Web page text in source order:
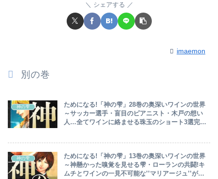
シェアする
imaemon
別の巻
神の雫
ためになる!「神の雫」28巻の奥深いワインの世界
～サッカー選手・盲目のピアニスト・木戸の想い
人…全てワインに絡ませる珠玉のショート3選完全
神の雫
ためになる!「神の雫」13巻の奥深いワインの世界
～神懸かった嗅覚を見せる雫・ローランの共闘!キ
ムチとワインの一見不可能な’’マリアージュ’’が実